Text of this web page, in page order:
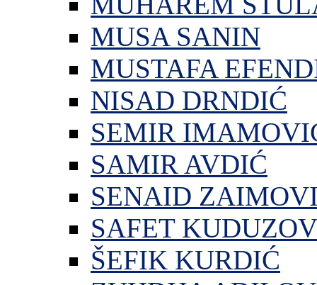
MUSA SANIN
MUSTAFA
NISAD DRNDIĆ
SEMIR
SAMIR AVDIĆ
SENAID
SAFET
ŠEFIK KURDIĆ